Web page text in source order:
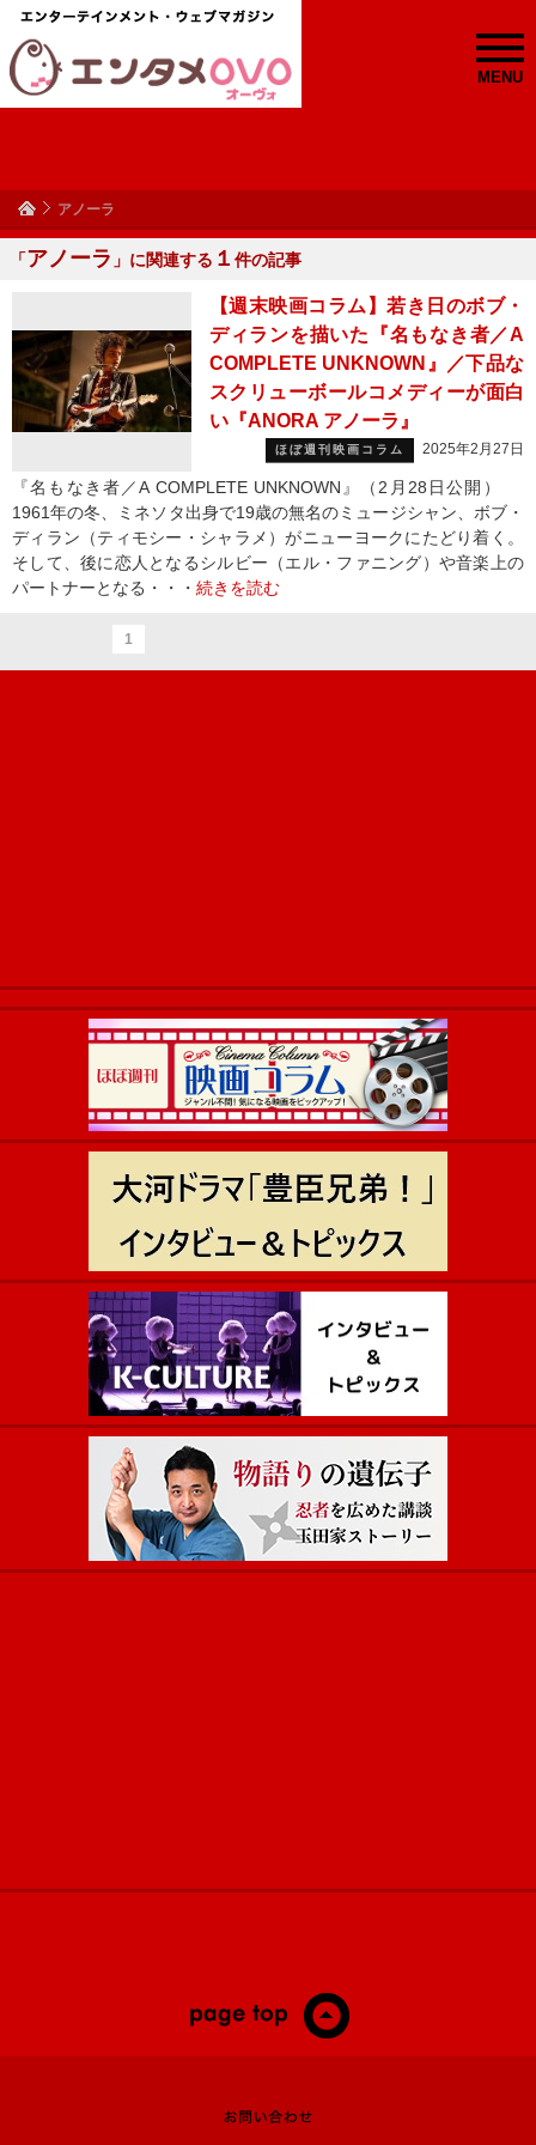
MENU
アノーラ
「アノーラ 」に関連する １ 件の記事
【週末映画コラム】若き日のボブ・
ディランを描いた『名もなき者／A
COMPLETE UNKNOWN』／下品な
スクリューボールコメディーが面白
い『ANORA アノーラ』
ほぼ週刊映画コラム 2025年2月27日
『名もなき者／A COMPLETE UNKNOWN』（2月28日公開）
1961年の冬、ミネソタ出身で19歳の無名のミュージシャン、ボブ・
ディラン（ティモシー・シャラメ）がニューヨークにたどり着く。
そして、後に恋人となるシルビー（エル・ファニング）や音楽上の
パートナーとなる・・・ 続きを読む
1